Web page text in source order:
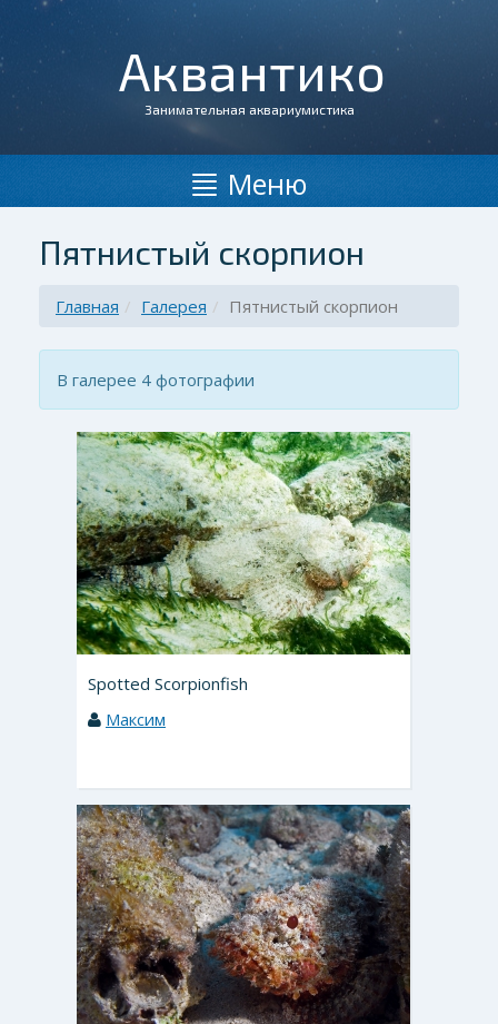
Аквантико
Занимательная аквариумистика
Меню
Пятнистый скорпион
Главная Галерея Пятнистый скорпион
В галерее 4 фотографии
Spotted Scorpionfish
Максим